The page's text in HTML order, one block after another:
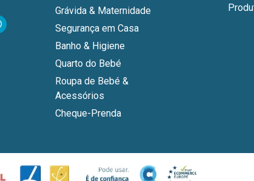
Grávida & Maternidade
Segurança em Casa
Banho & Higiene
Quarto do Bebé
Roupa de Bebé &
Acessórios
Cheque-Prenda